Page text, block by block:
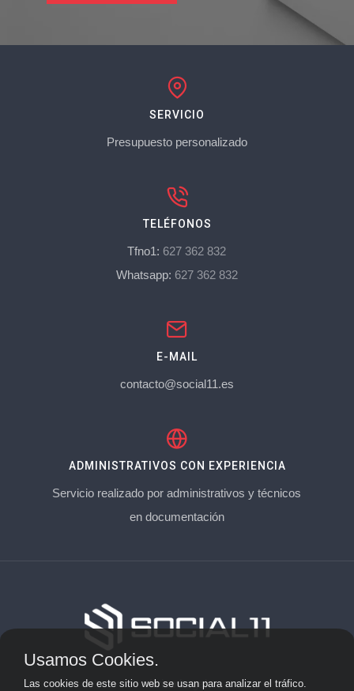
SERVICIO
Presupuesto personalizado
TELÉFONOS
Tfno1: 627 362 832
Whatsapp: 627 362 832
E-MAIL
contacto@social11.es
ADMINISTRATIVOS CON EXPERIENCIA
Servicio realizado por administrativos y técnicos
en documentación
Aviso Legal
Usamos Cookies.
Las cookies de este sitio web se usan para analizar el tráfico.